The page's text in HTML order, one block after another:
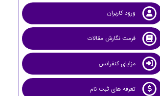
ورود کاربران
فرمت نگارش مقالات
مزایای کنفرانس
تعرفه های ثبت نام